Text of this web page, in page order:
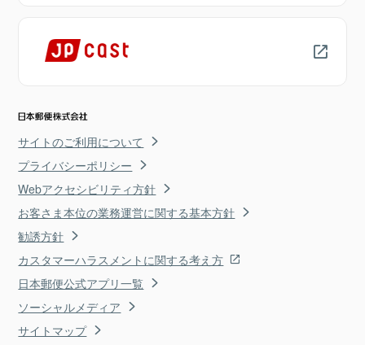
サイトのご利用について
プライバシーポリシー
Webアクセシビリティ方針
お客さま本位の業務運営に関する基本方針
勧誘方針
カスタマーハラスメントに関する考え方
日本郵便公式アプリ一覧
ソーシャルメディア
サイトマップ